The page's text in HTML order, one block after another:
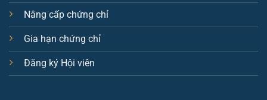
Nâng cấp chứng chỉ
Gia hạn chứng chỉ
Đăng ký Hội viên